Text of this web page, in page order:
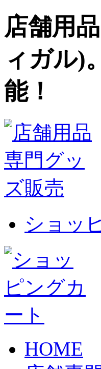
店舗用
ィガル)
能！
ショッ
HOME